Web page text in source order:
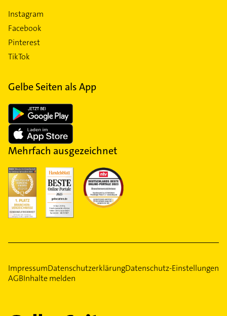
Instagram
Facebook
Pinterest
TikTok
Gelbe Seiten als App
Mehrfach ausgezeichnet
ImpressumDatenschutzerklärungDatenschutz-Einstellungen
AGBInhalte melden